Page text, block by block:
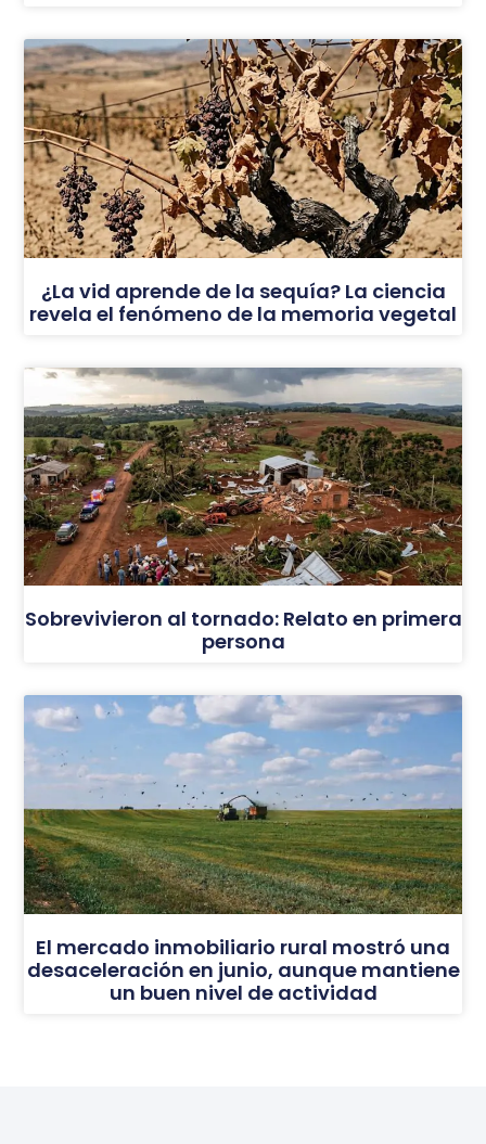
¿La vid aprende de la sequía? La ciencia
revela el fenómeno de la memoria vegetal
Sobrevivieron al tornado: Relato en primera
persona
El mercado inmobiliario rural mostró una
desaceleración en junio, aunque mantiene
un buen nivel de actividad